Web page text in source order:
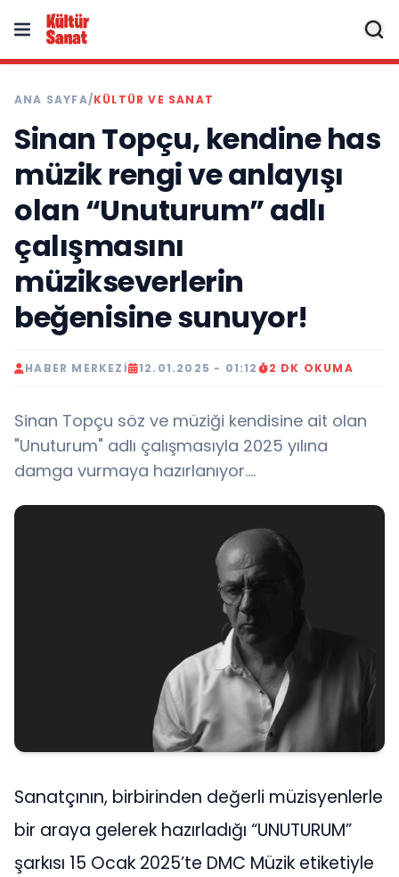
ANA SAYFA/KÜLTÜR VE SANAT
Sinan Topçu, kendine has
müzik rengi ve anlayışı
olan “Unuturum” adlı
çalışmasını
müzikseverlerin
beğenisine sunuyor!
HABER MERKEZI 12.01.2025 - 01:12 2 DK OKUMA
Sinan Topçu söz ve müziği kendisine ait olan
"Unuturum" adlı çalışmasıyla 2025 yılına
damga vurmaya hazırlanıyor....
Sanatçının, birbirinden değerli müzisyenlerle
bir araya gelerek hazırladığı “UNUTURUM”
şarkısı 15 Ocak 2025’te DMC Müzik etiketiyle